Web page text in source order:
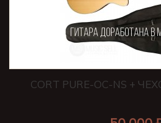
CORT PURE-OC-NS +